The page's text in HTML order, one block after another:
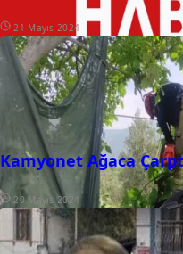
21 Mayıs 2024
Kamyonet Ağaca
20 Mayıs 2024